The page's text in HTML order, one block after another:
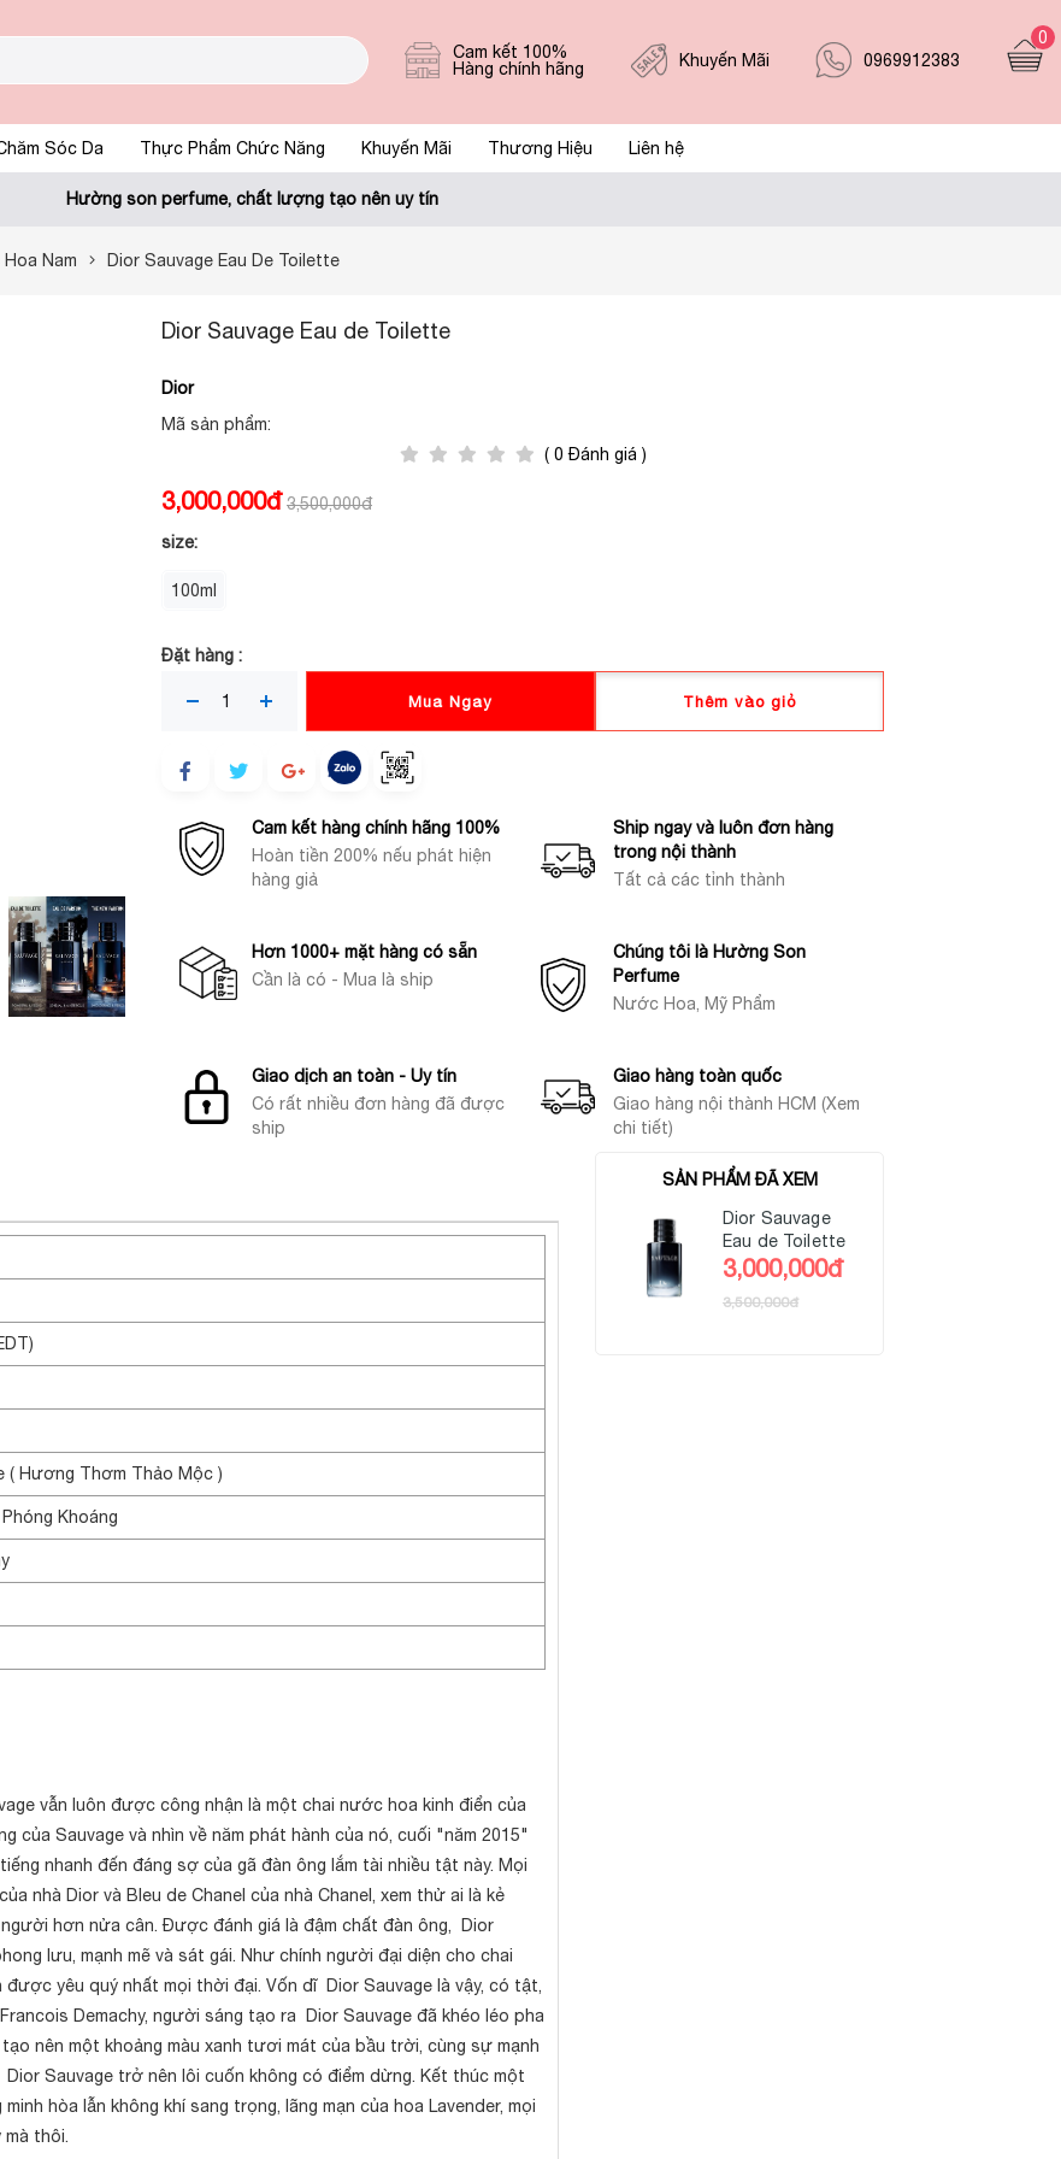
Cam kết 100%
Hàng chính hãng
Khuyến Mãi 0969912383
0
Sóc Da Thực Phẩm Chức Năng Khuyến Mãi Thương Hiệu Liên hệ
Hường son perfume, chất lượng tạo nên uy tín
Nam Dior Sauvage Eau De Toilette
Dior Sauvage Eau de Toilette
Dior
Mã sản phẩm:
( 0 Đánh giá )
3,000,000đ 3,500,000đ
size:
100ml
Đặt hàng :
Mua Ngay Thêm vào giỏ
Cam kết hàng chính hãng 100%
Hoàn tiền 200% nếu phát hiện
hàng giả
Ship ngay và luôn đơn hàng
trong nội thành
Tất cả các tỉnh thành
Hơn 1000+ mặt hàng có sẵn
Cần là có - Mua là ship
Chúng tôi là Hường Son
Perfume
Nước Hoa, Mỹ Phẩm
Giao dịch an toàn - Uy tín
Có rất nhiều đơn hàng đã được
ship
Giao hàng toàn quốc
Giao hàng nội thành HCM (Xem
chi tiết)
( Hương Thơm Thảo Mộc )
Khoáng
vẫn luôn được công nhận là một chai nước hoa kinh điển của
của Sauvage và nhìn về năm phát hành của nó, cuối "năm 2015"
nhanh đến đáng sợ của gã đàn ông lắm tài nhiều tật này. Mọi
nhà Dior và Bleu de Chanel của nhà Chanel, xem thử ai là kẻ
hơn nửa cân. Được đánh giá là đậm chất đàn ông, Dior
lưu, mạnh mẽ và sát gái. Như chính người đại diện cho chai
yêu quý nhất mọi thời đại. Vốn dĩ Dior Sauvage là vậy, có tật,
Demachy, người sáng tạo ra Dior Sauvage đã khéo léo pha
nên một khoảng màu xanh tươi mát của bầu trời, cùng sự mạnh
Sauvage trở nên lôi cuốn không có điểm dừng. Kết thúc một
hòa lẫn không khí sang trọng, lãng mạn của hoa Lavender, mọi
thôi.
SẢN PHẨM ĐÃ XEM
Dior Sauvage
Eau de Toilette
3,000,000đ
3,500,000đ